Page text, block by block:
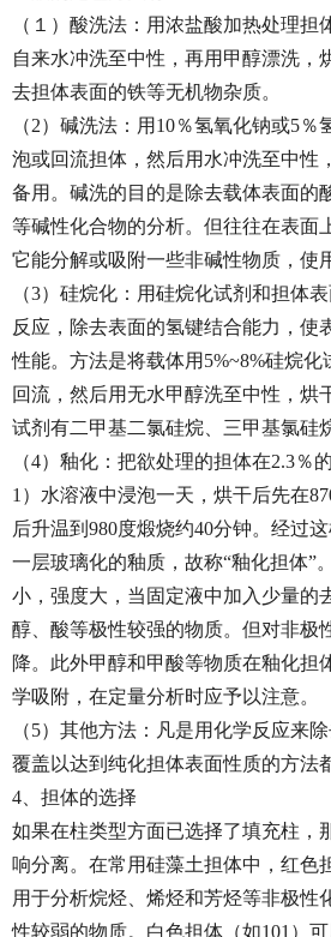
（１）酸洗法：用浓盐酸加热处理担
自来水冲洗至中性，再用甲醇漂洗，
去担体表面的铁等无机物杂质。
（2）碱洗法：用10％氢氧化钠或5
泡或回流担体，然后用水冲洗至中性
备用。碱洗的目的是除去载体表面的
等碱性化合物的分析。但往往在表面
它能分解或吸附一些非碱性物质，使
（3）硅烷化：用硅烷化试剂和担体
反应，除去表面的氢键结合能力，使
性能。方法是将载体用5%~8%硅烷
回流，然后用无水甲醇洗至中性，烘
试剂有二甲基二氯硅烷、三甲基氯硅
（4）釉化：把欲处理的担体在2.3％
1）水溶液中浸泡一天，烘干后先在
后升温到980度煅烧约40分钟。经过
一层玻璃化的釉质，故称“釉化担体”
小，强度大，当固定液中加入少量的
醇、酸等极性较强的物质。但对非极
降。此外甲醇和甲酸等物质在釉化担
学吸附，在定量分析时应予以注意。
（5）其他方法：凡是用化学反应来
覆盖以达到纯化担体表面性质的方法
4、担体的选择
如果在柱类型方面已选择了填充柱，
响分离。在常用硅藻土担体中，红色
用于分析烷烃、烯烃和芳烃等非极性
性较弱的物质。白色担体（如101）